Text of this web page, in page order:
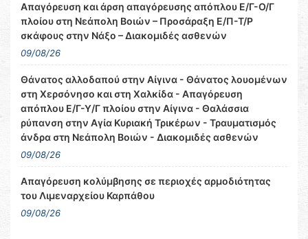
Απαγόρευση και άρση απαγόρευσης απόπλου Ε/Γ-Ο/Γ
πλοίου στη Νεάπολη Βοιών – Προσάραξη Ε/Π-Τ/Ρ
σκάφους στην Νάξο – Διακομιδές ασθενών
09/08/26
Θάνατος αλλοδαπού στην Αίγινα - Θάνατος λουομένων
στη Χερσόνησο και στη Χαλκίδα - Απαγόρευση
απόπλου Ε/Γ-Υ/Γ πλοίου στην Αίγινα - Θαλάσσια
ρύπανση στην Αγία Κυριακή Τρικέρων - Τραυματισμός
άνδρα στη Νεάπολη Βοιών - Διακομιδές ασθενών
09/08/26
Απαγόρευση κολύμβησης σε περιοχές αρμοδιότητας
του Λιμεναρχείου Καρπάθου
09/08/26